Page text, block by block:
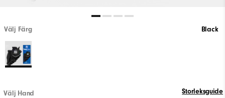
Välj Färg Black
Välj Hand Storleksguide